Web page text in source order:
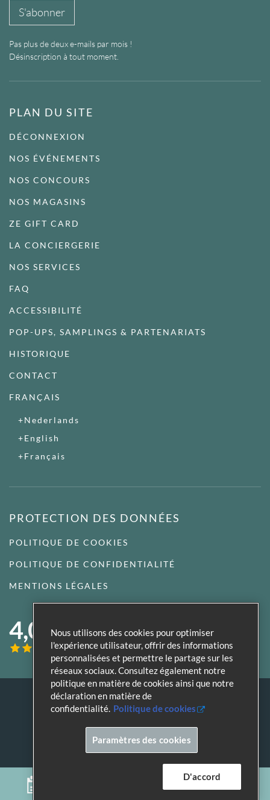
S'abonner
Pas plus de deux e-mails par mois !
Désinscription à tout moment.
PLAN DU SITE
DÉCONNEXION
NOS ÉVÉNEMENTS
NOS CONCOURS
NOS MAGASINS
ZE GIFT CARD
LA CONCIERGERIE
NOS SERVICES
FAQ
ACCESSIBILITÉ
POP-UPS, SAMPLINGS & PARTENARIATS
HISTORIQUE
CONTACT
FRANÇAIS
Nederlands
English
Français
PROTECTION DES DONNÉES
POLITIQUE DE COOKIES
POLITIQUE DE CONFIDENTIALITÉ
MENTIONS LÉGALES
4,0
Tous droits réservés aux Galeries St Lambert
Création du site parImage & Communication
Nous utilisons des cookies pour optimiser
l'expérience utilisateur, offrir des informations
personnalisées et permettre le partage sur les
réseaux sociaux. Consultez également notre
politique en matière de cookies ainsi que notre
déclaration en matière de
confidentialité. Politique de cookies
Paramètres des cookies
D'accord